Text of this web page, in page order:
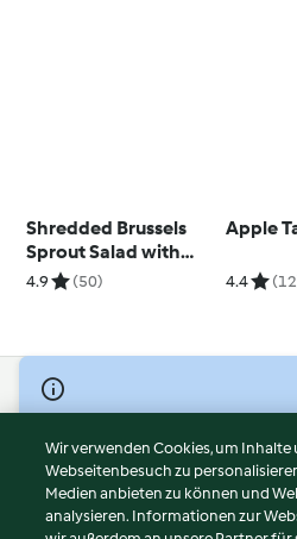
Shredded Brussels
Sprout Salad with
Bacon and
4.9 (50)
Apple
4.4
© Copyright 2026
Nutzungsbedingungen
Datenschutzrichtlinien
Disclaimer
Wir verwenden Cookies, um Inhalte
Webseitenbesuch zu
Medien anbieten zu können und
analysieren. Informationen zur